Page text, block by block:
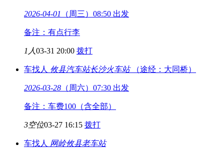
2026-04-01 （周三）08:50 出发
备注：有点行李
1人03-31 20:00 拨打
车找人 攸县汽车站长沙火车站 （途经：大同桥）
2026-03-28 （周六）07:30 出发
备注：车费100（含全部）
3空位03-27 16:15 拨打
车找人 网岭攸县老车站